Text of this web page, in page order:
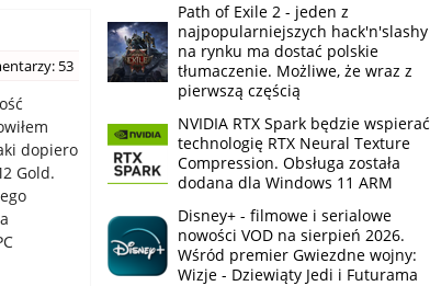
53
dopiero
Gold.
Path of Exile 2 - jeden z
najpopularniejszych hack'n'slashy
na rynku ma dostać polskie
tłumaczenie. Możliwe, że wraz z
pierwszą częścią
NVIDIA RTX Spark będzie wspierać
technologię RTX Neural Texture
Compression. Obsługa została
dodana dla Windows 11 ARM
Disney+ - filmowe i serialowe
nowości VOD na sierpień 2026.
Wśród premier Gwiezdne wojny:
Wizje - Dziewiąty Jedi i Futurama